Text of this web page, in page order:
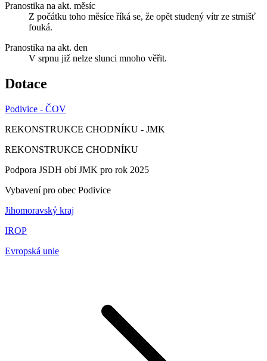
Pranostika na akt. měsíc
Z počátku toho měsíce říká se, že opět studený vítr ze strnišť
fouká.
Pranostika na akt. den
V srpnu již nelze slunci mnoho věřit.
Dotace
Podivice - ČOV
REKONSTRUKCE CHODNÍKU - JMK
REKONSTRUKCE CHODNÍKU
Podpora JSDH obí JMK pro rok 2025
Vybavení pro obec Podivice
Jihomoravský kraj
IROP
Evropská unie